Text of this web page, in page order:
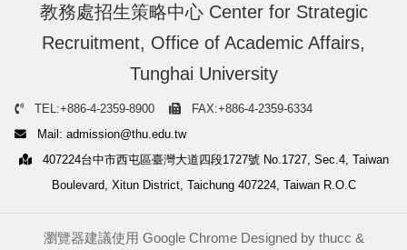
教務處招生策略中心 Center for Strategic
Recruitment, Office of Academic Affairs,
Tunghai University
TEL:+886-4-2359-8900
FAX:+886-4-2359-6334
Mail: admission@thu.edu.tw
407224台中市西屯區臺灣大道四段1727號 No.1727, Sec.4, Taiwan
Boulevard, Xitun District, Taichung 407224, Taiwan R.O.C
瀏覽器建議使用 Google Chrome Designed by thucc &